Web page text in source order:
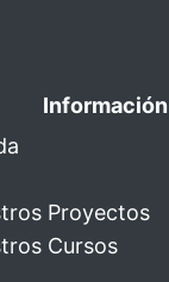
Información
Proyectos
Cursos